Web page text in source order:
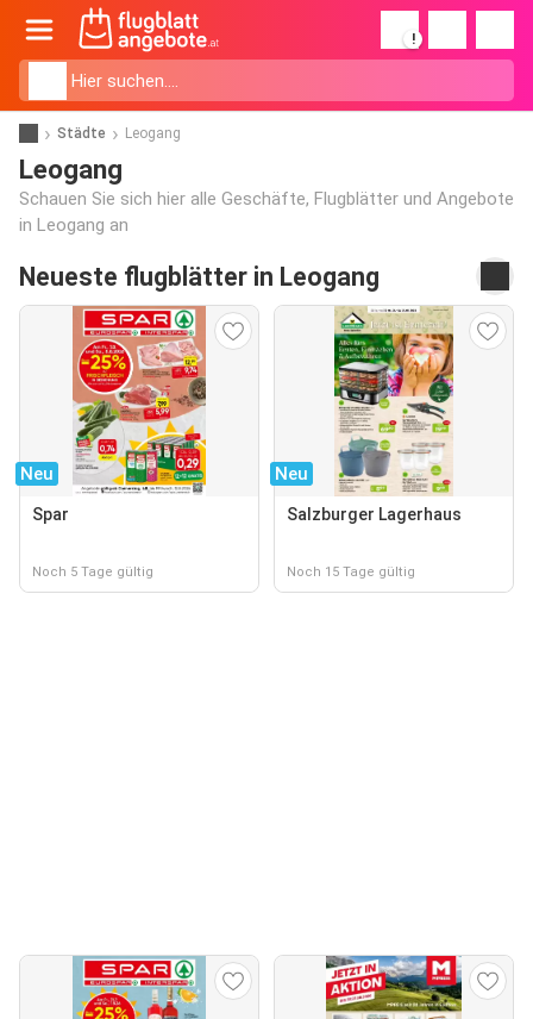
!
Städte Leogang
Leogang
Schauen Sie sich hier alle Geschäfte, Flugblätter und Angebote
in Leogang an
Neueste flugblätter in Leogang
Neu
Spar
Noch 5 Tage gültig
Neu
Salzburger Lagerhaus
Noch 15 Tage gültig